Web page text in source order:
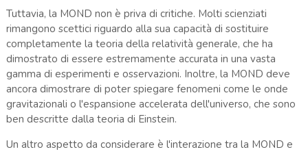
Tuttavia, la MOND non è priva di critiche. Molti scienziati
rimangono scettici riguardo alla sua capacità di sostituire
completamente la teoria della relatività generale, che ha
dimostrato di essere estremamente accurata in una vasta
gamma di esperimenti e osservazioni. Inoltre, la MOND deve
ancora dimostrare di poter spiegare fenomeni come le onde
gravitazionali o l'espansione accelerata dell'universo, che sono
ben descritte dalla teoria di Einstein.
Un altro aspetto da considerare è l'interazione tra la MOND e